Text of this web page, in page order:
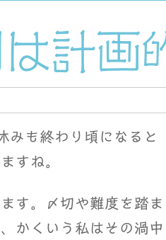
計画
も終わり頃になると
すね。
す。〆切や難度を踏ま
かくいう私はその渦中